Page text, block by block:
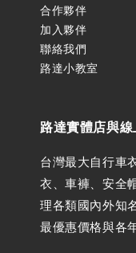
合作夥伴
加入夥伴
聯絡我們
路達小教室
路達實體店與
台灣最大自行車
衣、車褲、安全
理各類國內外知
最優惠價格與各